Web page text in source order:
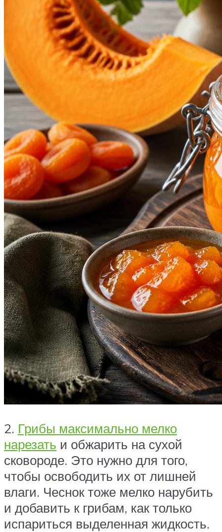
2. Грибы максимально мелко
нарезать и обжарить на сухой
сковороде. Это нужно для того,
чтобы освободить их от лишней
влаги. Чеснок тоже мелко нарубить
и добавить к грибам, как только
испариться выделенная жидкость.